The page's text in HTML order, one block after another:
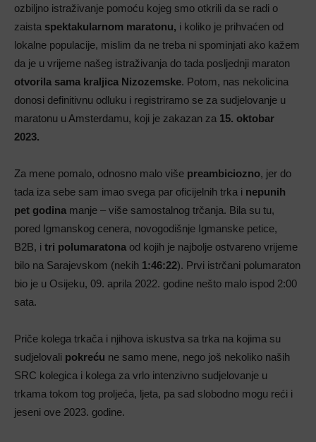
ozbiljno istraživanje pomoću kojeg smo otkrili da se radi o
zaista spektakularnom maratonu, i koliko je prihvaćen od
lokalne populacije, mislim da ne treba ni spominjati ako kažem
da je u vrijeme našeg istraživanja do tada posljednji maraton
otvorila sama kraljica Nizozemske. Potom, nas nekolicina
donosi definitivnu odluku i registriramo se za sudjelovanje u
maratonu u Amsterdamu, koji je zakazan za 15. oktobar
2023.
Za mene pomalo, odnosno malo više preambiciozno, jer do
tada iza sebe sam imao svega par oficijelnih trka i nepunih
pet godina manje – više samostalnog trčanja. Bila su tu,
pored Igmanskog cenera, novogodišnje Igmanske petice,
B2B, i tri polumaratona od kojih je najbolje ostvareno vrijeme
bilo na Sarajevskom (nekih 1:46:22). Prvi istrčani polumaraton
bio je u Osijeku, 09. aprila 2022. godine nešto malo ispod 2:00
sata.
Priče kolega trkača i njihova iskustva sa trka na kojima su
sudjelovali pokreću ne samo mene, nego još nekoliko naših
SRC kolegica i kolega za vrlo intenzivno sudjelovanje u
trkama tokom tog proljeća, ljeta, pa sad slobodno mogu reći i
jeseni ove 2023. godine.